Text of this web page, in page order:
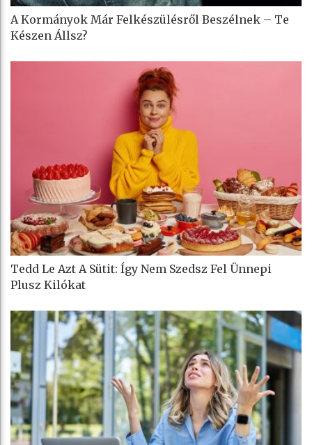
A Kormányok Már Felkészülésről Beszélnek – Te
Készen Állsz?
Tedd Le Azt A Sütit: Így Nem Szedsz Fel Ünnepi
Plusz Kilókat